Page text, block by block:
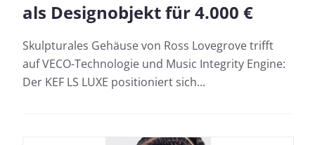
als Designobjekt für 4.000 €
Skulpturales Gehäuse von Ross Lovegrove trifft
auf VECO-Technologie und Music Integrity Engine:
Der KEF LS LUXE positioniert sich...